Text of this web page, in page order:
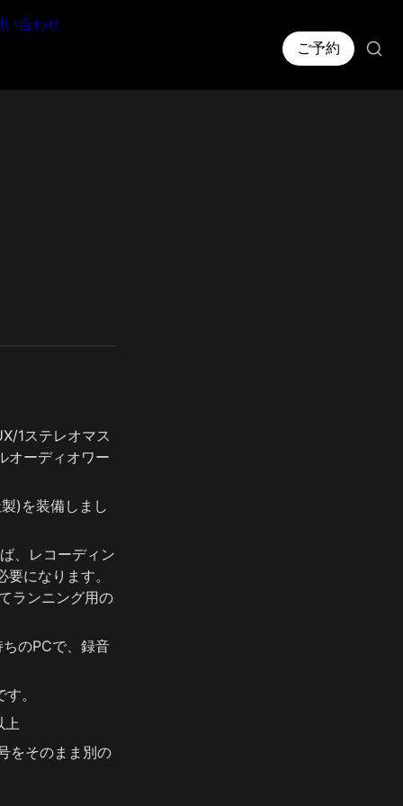
い合わせ
ご予約
1ステレオマス
オーディオワー
)を装備しまし
、レコーディン
になります。
ランニング用の
のPCで、録音
。
上
をそのまま別の